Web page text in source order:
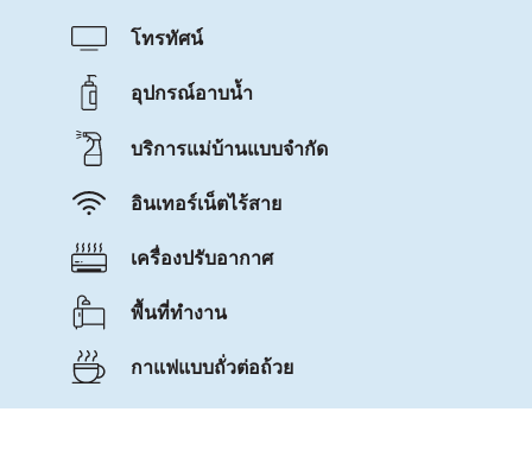
โทรทัศน์
อุปกรณ์อาบน้ำ
บริการแม่บ้านแบบจำกัด
อินเทอร์เน็ตไร้สาย
เครื่องปรับอากาศ
พื้นที่ทำงาน
กาแฟแบบถั่วต่อถ้วย